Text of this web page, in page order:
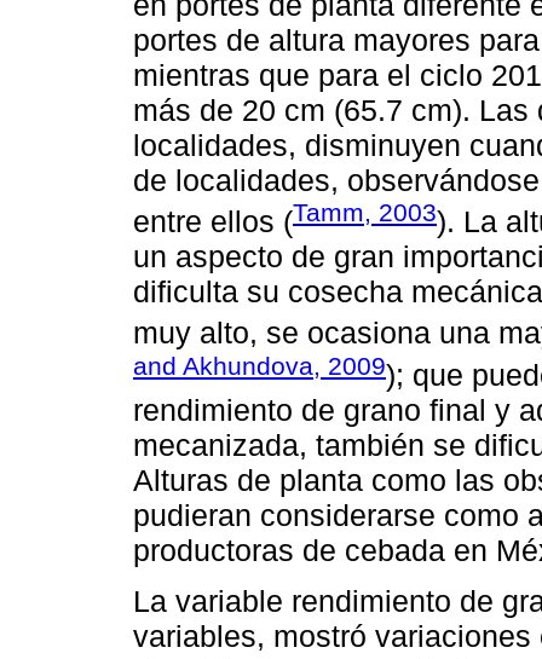
portes de altura mayores
mientras que para el ciclo
más de 20 cm (65.7 cm).
localidades, disminuyen
de localidades,
entre ellos (Tamm, 2003). La
un aspecto de gran
dificulta su cosecha
muy alto, se ocasiona una
and Akhundova, 2009); que
rendimiento de grano final y
mecanizada, también se
Alturas de planta como las
pudieran considerarse como
productoras de cebada en
La variable rendimiento de
variables, mostró